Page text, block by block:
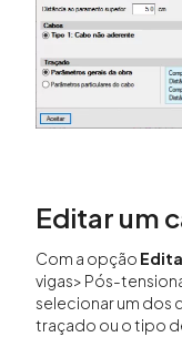
Editar um
Com a opção
vigas> Pós-
selecionar um dos
traçado ou o tipo